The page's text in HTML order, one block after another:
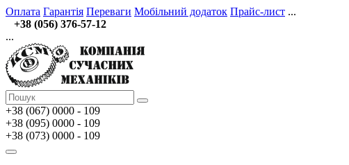
Оплата Гарантія Переваги Мобільний додаток Прайс-лист ...
+38 (056) 376-57-12
...
+38 (067) 0000 - 109
+38 (095) 0000 - 109
+38 (073) 0000 - 109